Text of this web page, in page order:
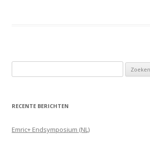
o
k
n
RECENTE BERICHTEN
Emric+ Endsymposium (NL)